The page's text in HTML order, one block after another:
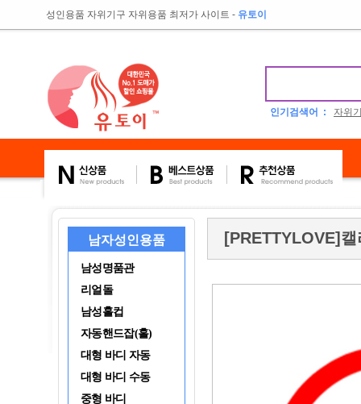
성인용품 자위기구 자위용품 최저가 사이트 - 유토이
인기검색어 : 자위
남자성인용품
남성명품관
리얼돌
남성홀컵
자동핸드잡(홀)
대형 바디 자동
대형 바디 수동
중형 바디
[PRETTYLOVE]